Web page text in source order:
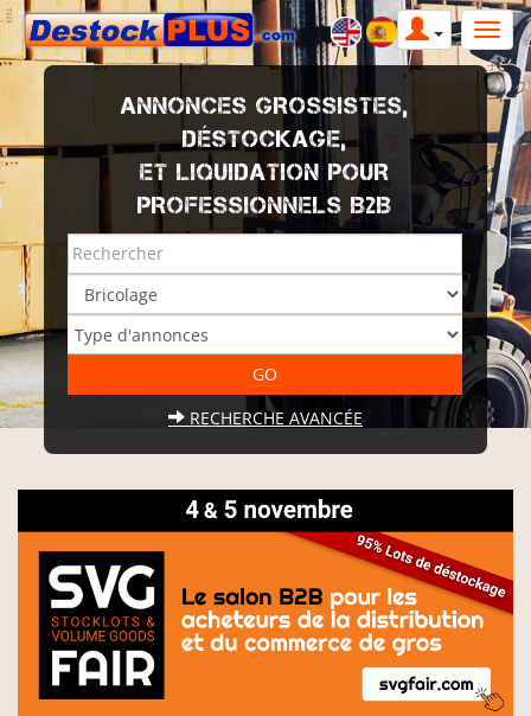
ANNONCES GROSSISTES,
DÉSTOCKAGE,
ET LIQUIDATION POUR
PROFESSIONNELS B2B
RECHERCHE AVANCÉE